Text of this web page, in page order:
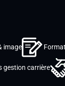
image
gestion carrière